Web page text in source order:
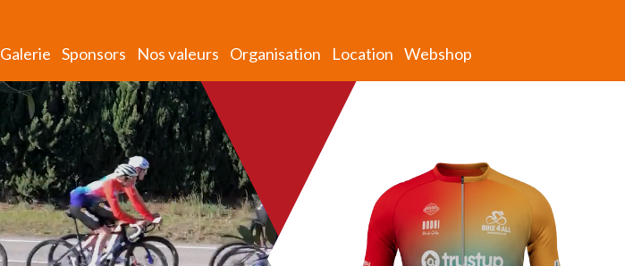
Galerie Sponsors Nos valeurs Organisation Location Webshop